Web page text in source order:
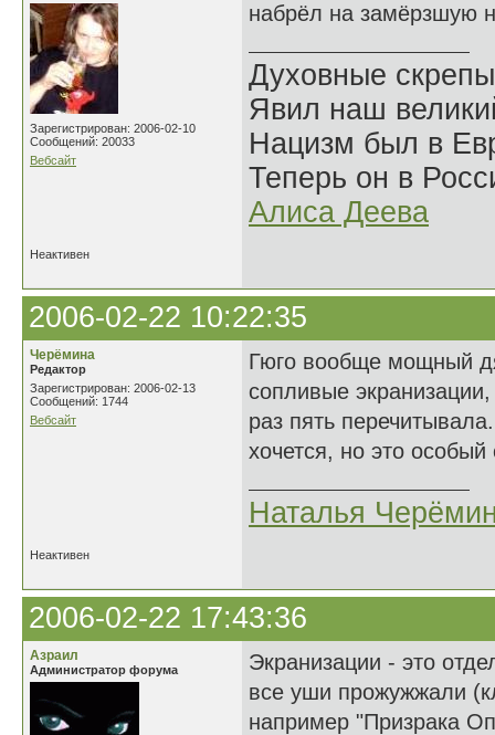
Зарегистрирован: 2006-02-10
Сообщений: 20033
Вебсайт
набрёл на замёрзшую
Духовные
Явил наш
Нацизм был в
Теперь он в
Алиса Деева
Неактивен
2006-02-22 10:22:35
Черёмина
Редактор
Зарегистрирован: 2006-02-13
Сообщений: 1744
Вебсайт
Гюго вообще мощный
сопливые
раз пять
хочется, но это особый
Наталья
Неактивен
2006-02-22 17:43:36
Азраил
Администратор форума
Экранизации - это
все уши прожужжали
например "Призрака